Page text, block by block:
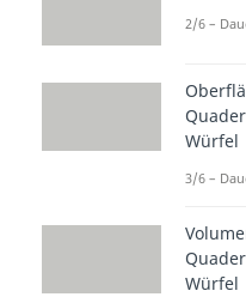
2/6 –
Würfel
3/6 –
Würfel